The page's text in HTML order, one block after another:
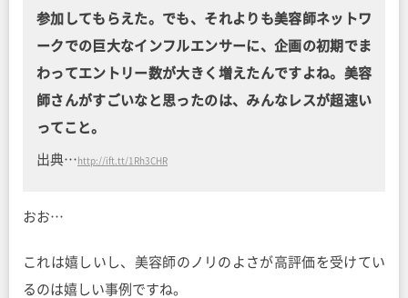
参加してもらえた。でも、それよりも美容師ネットワ
ークでの巨大なインフルエンサーに、企画の初期でま
わってエントリー数が大きく増えたんですよね。美容
師さんがすごいなと思ったのは、みんなレスが超速い
ってこと。
出典… http://ift.tt/1Rh3CHR
おお…
これは嬉しいし、美容師のノリのよさが高評価を受けてい
るのは嬉しい事例ですね。